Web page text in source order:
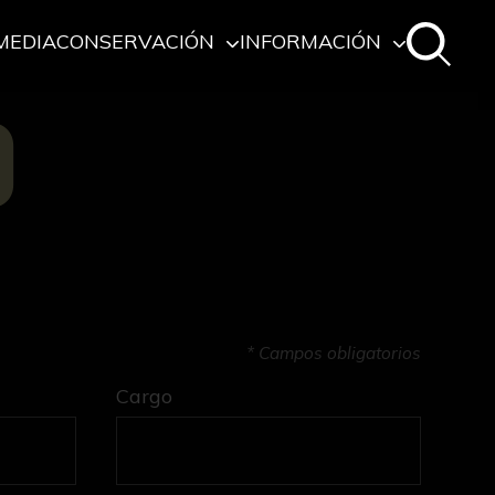
CONSERVACIÓN INFORMACIÓN
* Campos obligatorios
Cargo